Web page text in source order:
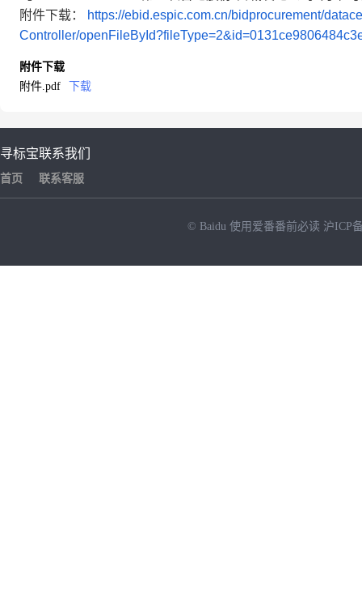
附件下载：
https://ebid.espic.com.cn/bidprocurement/
Controller/
附件下载
附件.pdf
下载
寻标宝
首页
联系我们
联系客服
© Baidu 使用爱番番前必读 沪ICP